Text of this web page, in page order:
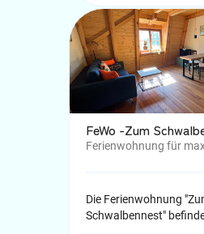
FeWo -Zum
Ferienwohnung für
Die Ferienwohnung
Schwalbennest"